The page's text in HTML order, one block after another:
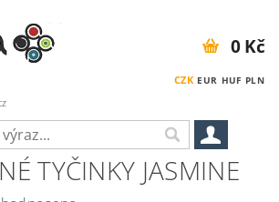
CZK EUR HUF PLN
0 Kč
TYČINKY JASMINE